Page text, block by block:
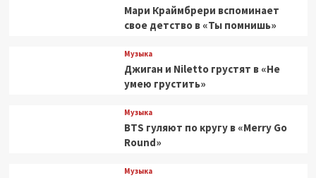
Мари Краймбрери вспоминает
свое детство в «Ты помнишь»
Музыка
Джиган и Niletto грустят в «Не
умею грустить»
Музыка
BTS гуляют по кругу в «Merry Go
Round»
Музыка